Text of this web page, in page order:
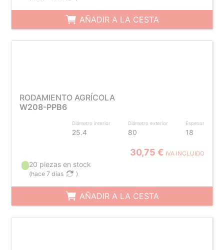
AÑADIR A LA CESTA
RODAMIENTO AGRÍCOLA
W208-PPB6
Diámetro interior
25.4
Diámetro exterior
80
Espesor
18
30,75 € IVA INCLUIDO
20 piezas en stock
(hace 7 días )
AÑADIR A LA CESTA